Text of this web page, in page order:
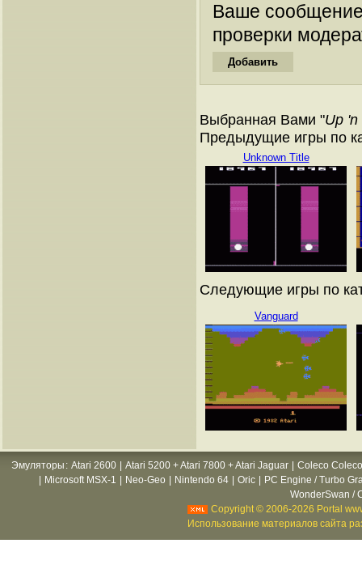
Ваше
проверки
Выбранная Вами "Up
Предыдущие игры по
Unknown Title
Следующие игры по
Vanguard
Эмуляторы : Atari 2600 Atari 5200 + Atari 7800 + Atari Jaguar
Coleco
Microsoft MSX-1 Neo-Geo Nintendo 64 Oric
PC Engine / Turbo
WonderSwan /
Copyright © 2006-2026 Portal
Использование материалов сайта